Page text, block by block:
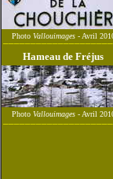
Photo Vallouimages - Avril
Hameau de Fréjus
Photo Vallouimages - Avril